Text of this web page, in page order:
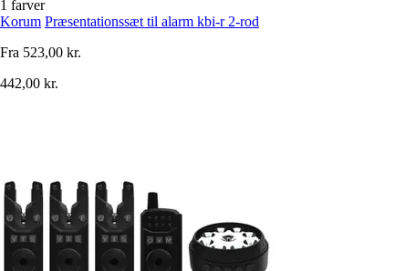
1 farver
Korum Præsentationssæt til alarm kbi-r 2-rod
Fra 523,00 kr.
442,00 kr.